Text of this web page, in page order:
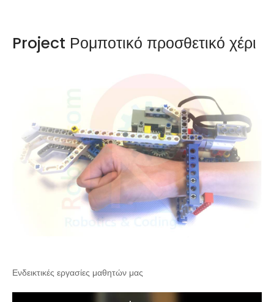
Project Ρομποτικό προσθετικό χέρι
Ενδεικτικές εργασίες μαθητών μας